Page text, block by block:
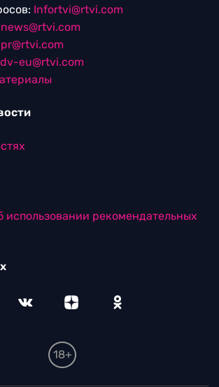
Infortvi@rtvi.com
news@rtvi.com
pr@rtvi.com
eu@rtvi.com
использовании рекомендательных
18+